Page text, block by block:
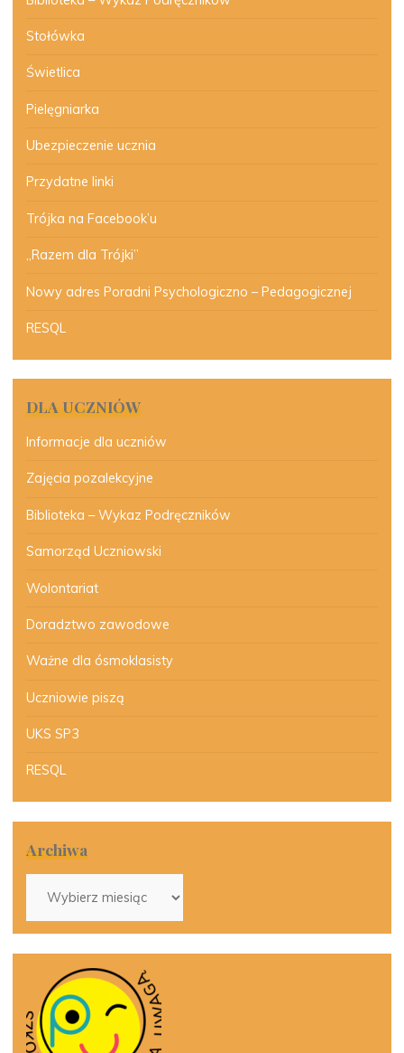
Stołówka
Świetlica
Pielęgniarka
Ubezpieczenie ucznia
Przydatne linki
Trójka na Facebook’u
„Razem dla Trójki”
Nowy adres Poradni Psychologiczno – Pedagogicznej
RESQL
DLA UCZNIÓW
Informacje dla uczniów
Zajęcia pozalekcyjne
Biblioteka – Wykaz Podręczników
Samorząd Uczniowski
Wolontariat
Doradztwo zawodowe
Ważne dla ósmoklasisty
Uczniowie piszą
UKS SP3
RESQL
Archiwa